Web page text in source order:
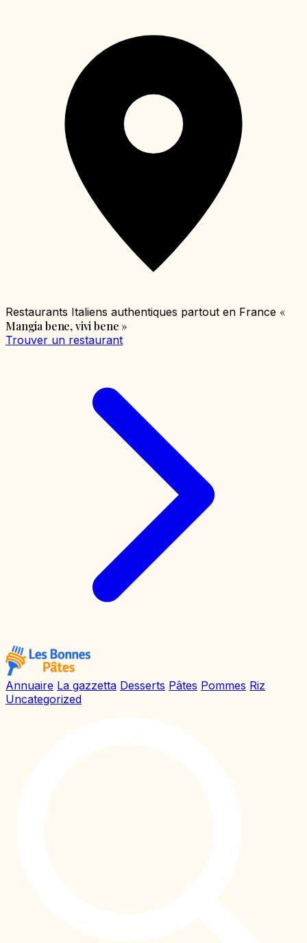
Restaurants Italiens authentiques partout en France «
Mangia bene, vivi bene »
Trouver un restaurant
Annuaire La gazzetta Desserts Pâtes Pommes Riz
Uncategorized